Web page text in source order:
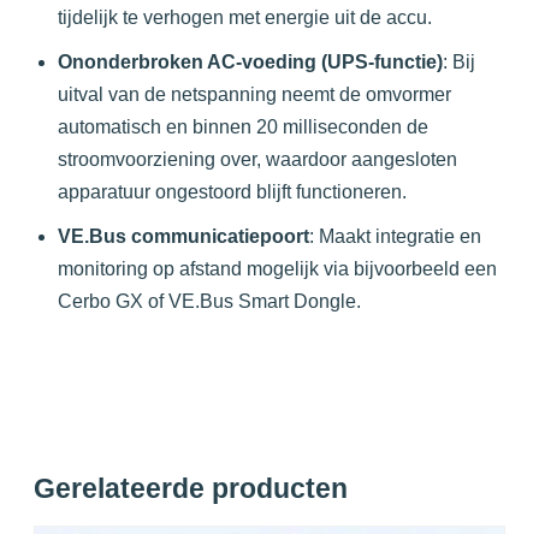
tijdelijk te verhogen met energie uit de accu.
Ononderbroken AC-voeding (UPS-functie): Bij
uitval van de netspanning neemt de omvormer
automatisch en binnen 20 milliseconden de
stroomvoorziening over, waardoor aangesloten
apparatuur ongestoord blijft functioneren.
VE.Bus communicatiepoort: Maakt integratie en
monitoring op afstand mogelijk via bijvoorbeeld een
Cerbo GX of VE.Bus Smart Dongle.
Gerelateerde producten